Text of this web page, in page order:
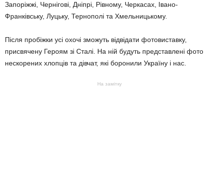
Запоріжжі, Чернігові, Дніпрі, Рівному, Черкасах, Івано-
Франківську, Луцьку, Тернополі та Хмельницькому.
Після пробіжки усі охочі зможуть відвідати фотовиставку,
присвячену Героям зі Сталі. На ній будуть представлені фото
нескорених хлопців та дівчат, які боронили Україну і нас.
На замітку